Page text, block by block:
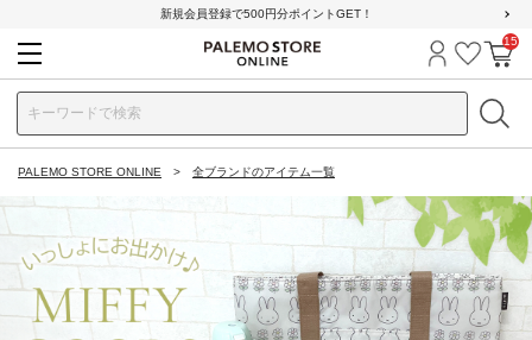
新規会員登録で500円分ポイントGET！
ログイン
お気に
カ
15
PALEMO STORE ONLINE 全ブランドのアイテム一覧